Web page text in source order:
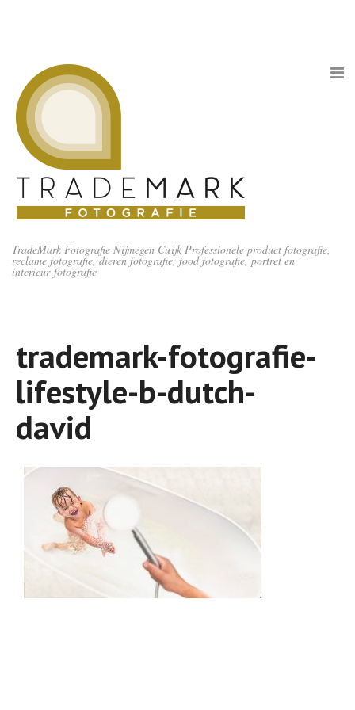
TradeMark Fotografie Nijmegen Cuijk Professionele product fotografie,
reclame fotografie, dieren fotografie, food fotografie, portret en
interieur fotografie
trademark-fotografie-
lifestyle-b-dutch-
david